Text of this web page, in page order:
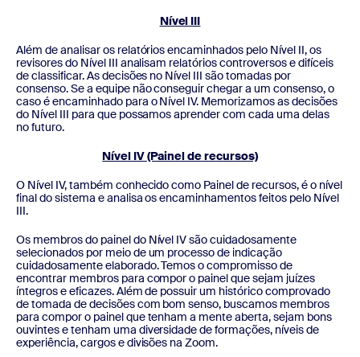
Nível III
Além de analisar os relatórios encaminhados pelo Nível II, os
revisores do Nível III analisam relatórios controversos e difíceis
de classificar. As decisões no Nível III são tomadas por
consenso. Se a equipe não conseguir chegar a um consenso, o
caso é encaminhado para o Nível IV. Memorizamos as decisões
do Nível III para que possamos aprender com cada uma delas
no futuro.
Nível IV (Painel de recursos)
O Nível IV, também conhecido como Painel de recursos, é o nível
final do sistema e analisa os encaminhamentos feitos pelo Nível
III.
Os membros do painel do Nível IV são cuidadosamente
selecionados por meio de um processo de indicação
cuidadosamente elaborado. Temos o compromisso de
encontrar membros para compor o painel que sejam juízes
íntegros e eficazes. Além de possuir um histórico comprovado
de tomada de decisões com bom senso, buscamos membros
para compor o painel que tenham a mente aberta, sejam bons
ouvintes e tenham uma diversidade de formações, níveis de
experiência, cargos e divisões na Zoom.